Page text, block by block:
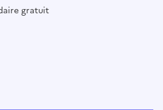
gratuit